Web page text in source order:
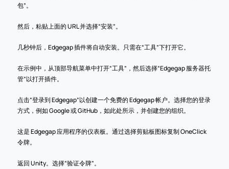
包”。
然后，粘贴上面的 URL 并选择“安装”。
几秒钟后，Edgegap 插件将自动安装。只需在“工具”下打开它。
在示例中，从顶部导航菜单中打开“工具”，然后选择“Edgegap 服务器托
管”以打开插件。
点击“登录到 Edgegap”以创建一个免费的 Edgegap 帐户。选择您的登录
方式，例如 Google 或 GitHub，如此处所示，并创建您的组织。
这是 Edgegap 应用程序的仪表板。通过选择剪贴板图标复制 OneClick
令牌。
返回 Unity。选择“验证令牌”。